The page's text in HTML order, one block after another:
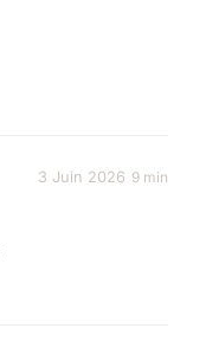
3 Juin 2026 9 min